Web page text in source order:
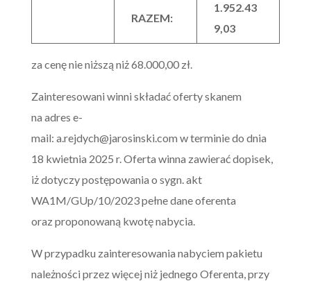
RAZEM:
1.952.43
9,03
za cenę nie niższą niż 68.000,00 zł.
Zainteresowani winni składać oferty skanem
na adres e-
mail: a.rejdych@jarosinski.com w terminie do dnia
18 kwietnia 2025 r. Oferta winna zawierać dopisek,
iż dotyczy postępowania o sygn. akt
WA1M/GUp/10/2023 pełne dane oferenta
oraz proponowaną kwotę nabycia.
W przypadku zainteresowania nabyciem pakietu
należności przez więcej niż jednego Oferenta, przy